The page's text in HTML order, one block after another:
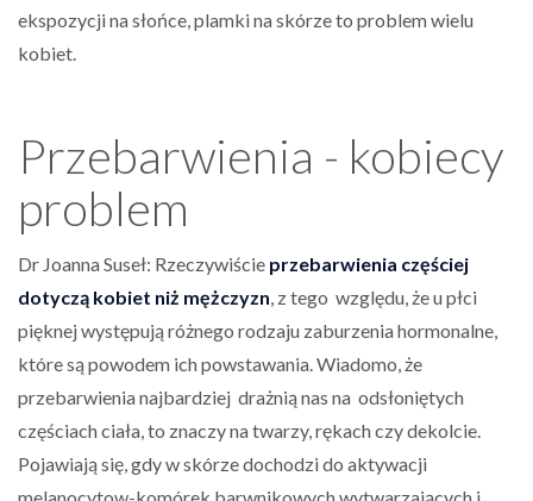
ekspozycji na słońce, plamki na skórze to problem wielu
kobiet.
Przebarwienia - kobiecy
problem
Dr Joanna Suseł: Rzeczywiście przebarwienia częściej
dotyczą kobiet niż mężczyzn, z tego względu, że u płci
pięknej występują różnego rodzaju zaburzenia hormonalne,
które są powodem ich powstawania. Wiadomo, że
przebarwienia najbardziej drażnią nas na odsłoniętych
częściach ciała, to znaczy na twarzy, rękach czy dekolcie.
Pojawiają się, gdy w skórze dochodzi do aktywacji